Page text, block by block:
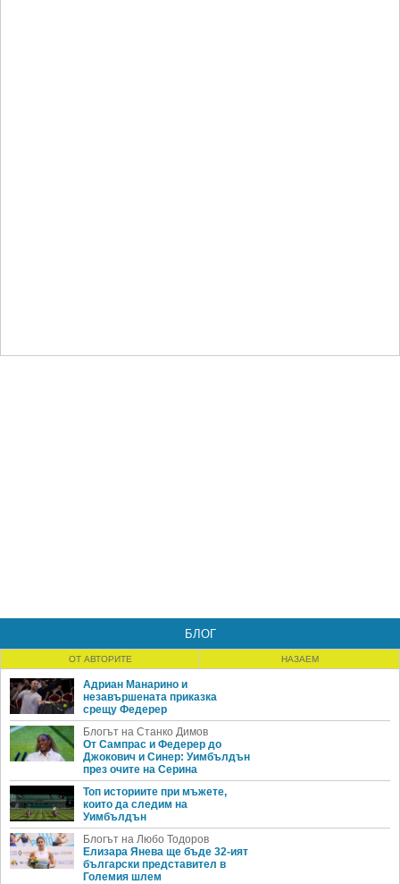
БЛОГ
ОТ АВТОРИТЕ НАЗАЕМ
Адриан Манарино и
незавършената приказка
срещу Федерер
Блогът на Станко Димов
От Сампрас и Федерер до
Джокович и Синер: Уимбълдън
през очите на Серина
Топ историите при мъжете,
които да следим на
Уимбълдън
Блогът на Любо Тодоров
Елизара Янева ще бъде 32-ият
български представител в
Големия шлем